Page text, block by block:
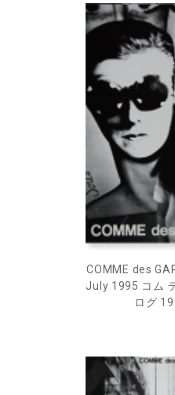
COMME des
July 1995 コム
ログ